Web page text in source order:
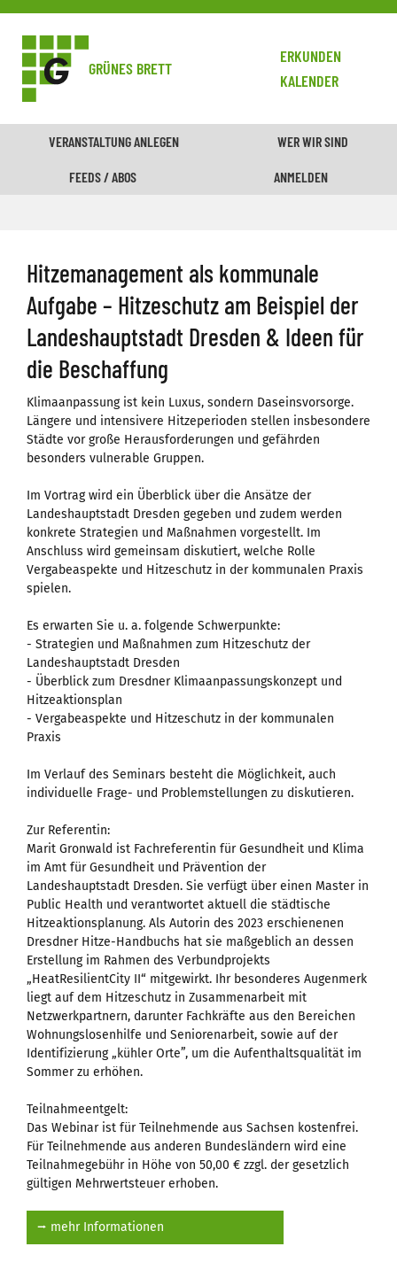
GRÜNES BRETT
ERKUNDEN
KALENDER
VERANSTALTUNG ANLEGEN WER WIR SIND
FEEDS / ABOS ANMELDEN
Hitzemanagement als kommunale
Aufgabe – Hitzeschutz am Beispiel der
Landeshauptstadt Dresden & Ideen für
die Beschaffung
Klimaanpassung ist kein Luxus, sondern Daseinsvorsorge.
Längere und intensivere Hitzeperioden stellen insbesondere
Städte vor große Herausforderungen und gefährden
besonders vulnerable Gruppen.
Im Vortrag wird ein Überblick über die Ansätze der
Landeshauptstadt Dresden gegeben und zudem werden
konkrete Strategien und Maßnahmen vorgestellt. Im
Anschluss wird gemeinsam diskutiert, welche Rolle
Vergabeaspekte und Hitzeschutz in der kommunalen Praxis
spielen.
Es erwarten Sie u. a. folgende Schwerpunkte:
- Strategien und Maßnahmen zum Hitzeschutz der
Landeshauptstadt Dresden
- Überblick zum Dresdner Klimaanpassungskonzept und
Hitzeaktionsplan
- Vergabeaspekte und Hitzeschutz in der kommunalen
Praxis
Im Verlauf des Seminars besteht die Möglichkeit, auch
individuelle Frage- und Problemstellungen zu diskutieren.
Zur Referentin:
Marit Gronwald ist Fachreferentin für Gesundheit und Klima
im Amt für Gesundheit und Prävention der
Landeshauptstadt Dresden. Sie verfügt über einen Master in
Public Health und verantwortet aktuell die städtische
Hitzeaktionsplanung. Als Autorin des 2023 erschienenen
Dresdner Hitze-Handbuchs hat sie maßgeblich an dessen
Erstellung im Rahmen des Verbundprojekts
„HeatResilientCity II“ mitgewirkt. Ihr besonderes Augenmerk
liegt auf dem Hitzeschutz in Zusammenarbeit mit
Netzwerkpartnern, darunter Fachkräfte aus den Bereichen
Wohnungslosenhilfe und Seniorenarbeit, sowie auf der
Identifizierung „kühler Orte”, um die Aufenthaltsqualität im
Sommer zu erhöhen.
Teilnahmeentgelt:
Das Webinar ist für Teilnehmende aus Sachsen kostenfrei.
Für Teilnehmende aus anderen Bundesländern wird eine
Teilnahmegebühr in Höhe von 50,00 € zzgl. der gesetzlich
gültigen Mehrwertsteuer erhoben.
⭢ mehr Informationen